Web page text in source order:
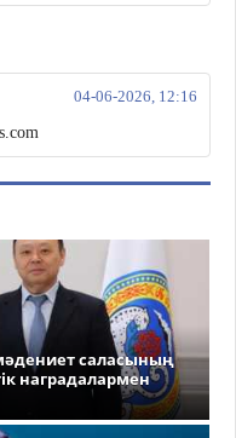
04-06-2026, 12:16
саласының
наградалармен